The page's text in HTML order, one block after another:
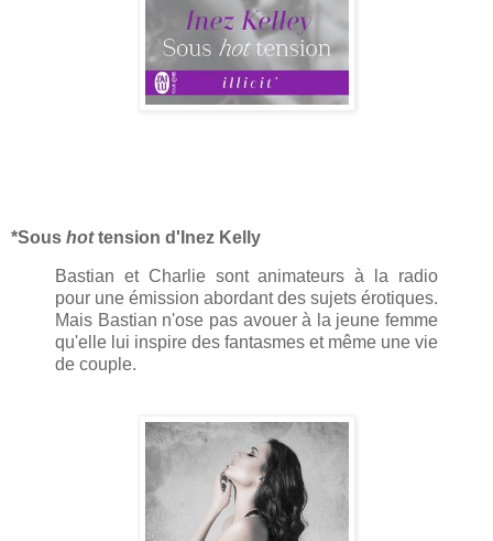
*Sous hottension d'Inez Kelly
Bastian et Charlie sont animateurs à la radio
pour une émission abordant des sujets érotiques.
Mais Bastian n'ose pas avouer à la jeune femme
qu'elle lui inspire des fantasmes et même une vie
de couple.